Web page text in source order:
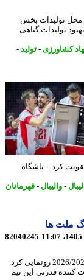
تولیدات بخش
گیاهی
- تولید-
کرد. - باشگاه
-والیبال-قهرمانان
ها
82040245
باشگاه زراعت بانک آنکارا از برنامه های خود برای فصل 2026/2027 رونمایی کرد.
قدرتی این تیم